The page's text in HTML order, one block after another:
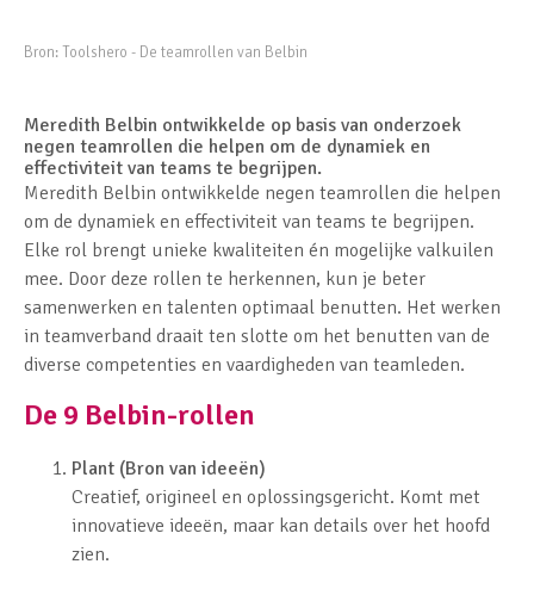
Bron:Toolshero - De teamrollen van Belbin
Meredith Belbin ontwikkelde op basis van onderzoek
negen teamrollen die helpen om de dynamiek en
effectiviteit van teams te begrijpen.
Meredith Belbin ontwikkelde negen teamrollen die helpen
om de dynamiek en effectiviteit van teams te begrijpen.
Elke rol brengt unieke kwaliteiten én mogelijke valkuilen
mee. Door deze rollen te herkennen, kun je beter
samenwerken en talenten optimaal benutten. Het werken
in teamverband draait ten slotte om het benutten van de
diverse competenties en vaardigheden van teamleden.
De 9 Belbin-rollen
Plant (Bron van ideeën)
Creatief, origineel en oplossingsgericht. Komt met
innovatieve ideeën, maar kan details over het hoofd
zien.